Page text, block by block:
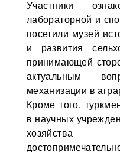
Участники
лабораторной и
посетили музей
и развития
принимающей
актуальным
механизации в
Кроме того,
в научных